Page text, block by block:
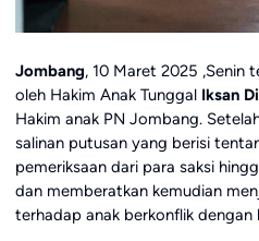
Jombang, 10 Maret 2025 ,Senin
oleh Hakim Anak Tunggal Iksan
Hakim anak PN Jombang.
salinan putusan yang berisi
pemeriksaan dari para saksi
dan memberatkan kemudian
terhadap anak berkonflik dengan